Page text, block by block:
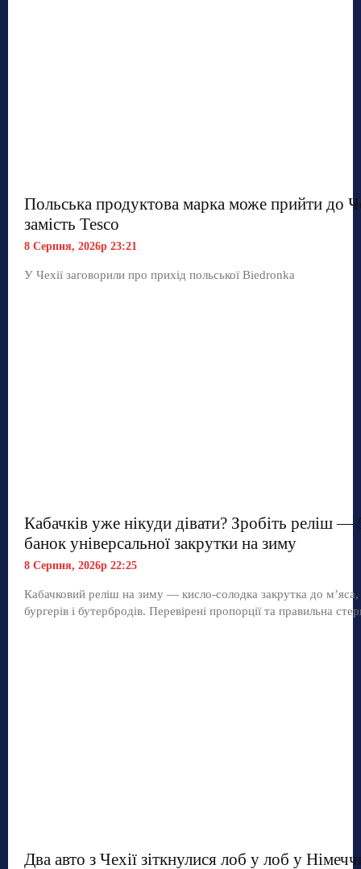
Польська продуктова марка може прийти до
замість Tesco
8 Серпня, 2026р 23:21
У Чехії заговорили про прихід польської Biedronka
Кабачків уже нікуди дівати? Зробіть реліш —
банок універсальної закрутки на зиму
8 Серпня, 2026р 22:25
Кабачковий реліш на зиму — кисло-солодка закрутка до м’яса,
бургерів і бутербродів. Перевірені пропорції та правильна
Два авто з Чехії зіткнулися лоб у лоб у